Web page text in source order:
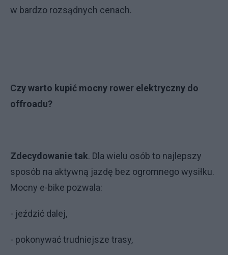
w bardzo rozsądnych cenach.
Czy warto kupić mocny rower elektryczny do
offroadu?
Zdecydowanie tak. Dla wielu osób to najlepszy
sposób na aktywną jazdę bez ogromnego wysiłku.
Mocny e-bike pozwala:
- jeździć dalej,
- pokonywać trudniejsze trasy,